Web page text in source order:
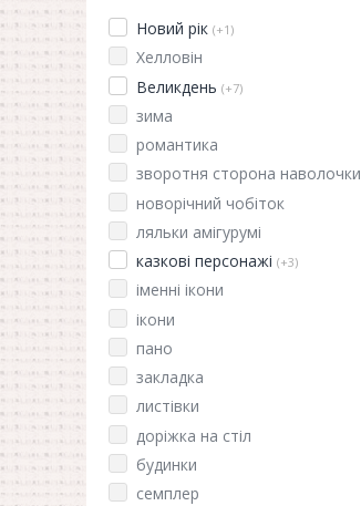
Новий рік (+1)
Хелловін
Великдень (+7)
зима
романтика
зворотня сторона наволочки
новорічний чобіток
ляльки амігурумі
казкові персонажі (+3)
іменні ікони
ікони
пано
закладка
листівки
доріжка на стіл
будинки
семплер